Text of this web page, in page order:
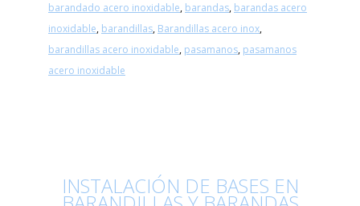
barandado acero inoxidable, barandas, barandas acero
inoxidable, barandillas, Barandillas acero inox,
barandillas acero inoxidable, pasamanos, pasamanos
acero inoxidable
INSTALACIÓN DE BASES EN